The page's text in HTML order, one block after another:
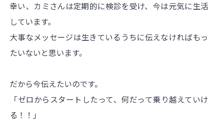
幸い、カミさんは定期的に検診を受け、今は元気に生活
しています。
大事なメッセージは生きているうちに伝えなければもっ
たいないと思います。
だから今伝えたいのです。
「ゼロからスタートしたって、何だって乗り越えていけ
る！！」